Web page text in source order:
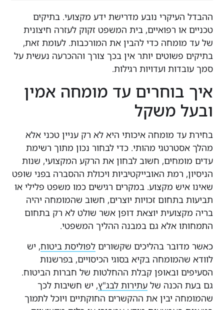
נובע מדרישת ידע מקצועי. בתיקים
רפואיים, בית המשפט זקוק לעזרה חיצונית
כדי להבין את המורכבות. לעומת זאת,
יותר אין בכך צורך וההכרעה נעשית על
ועדויות רגילות.
עד מומחה אמין
משקל
מומחה איכותי היא לא רק עניין טכני אלא
מהותי. כדי לבחור נכון מתוך רשימת
חשוב לבחון את הרקע המקצועי, שנות
רמת האובייקטיביות ויכולת ההסברה בפני שופט
מקצוע. במקרים רגישים כמו משפט פלילי או
זכויות יוצרים, חשוב שהמומחה יהיה
יוצאת דופן אשר שולט לא רק בתחום
אלא גם במבנה ההליך המשפטי.
בהליכים שקשורים לפוליסת ביטוח, יש
בקיא בסוגי הכיסויים, בפרשנות
ובאופן קבלת ההחלטות של חברות הביטוח.
הכנה שלעתירות לבג"ץ, יש חשיבות לכך
יבין את ההקשרים החוקתיים ויוכל לתמוך